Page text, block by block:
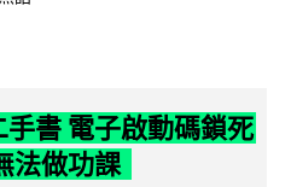
書 電子啟動碼鎖死
法做功課